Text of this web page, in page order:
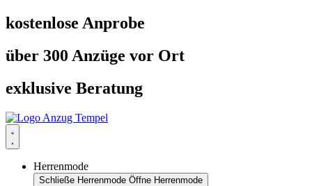
Zum
Inhalt
kostenlose Anprobe
über 300 Anzüge vor Ort
exklusive Beratung
Herrenmode
Schließe Herrenmode Öffne Herrenmode